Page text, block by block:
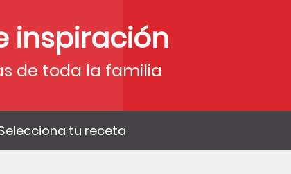
inspiración
de toda la familia
tu receta